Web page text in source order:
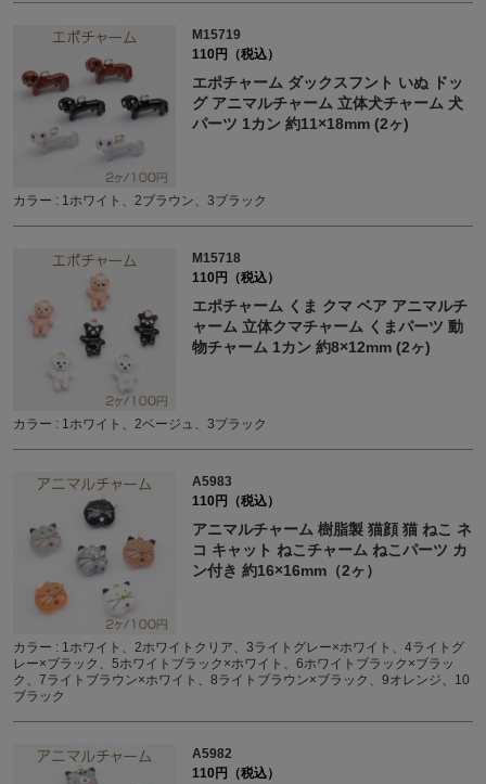
M15719
110円（税込）
エポチャーム ダックスフント いぬ ドッ
グ アニマルチャーム 立体犬チャーム 犬
パーツ 1カン 約11×18mm (2ヶ)
カラー : 1ホワイト、2ブラウン、3ブラック
M15718
110円（税込）
エポチャーム くま クマ ベア アニマルチ
ャーム 立体クマチャーム くまパーツ 動
物チャーム 1カン 約8×12mm (2ヶ)
カラー : 1ホワイト、2ベージュ、3ブラック
A5983
110円（税込）
アニマルチャーム 樹脂製 猫顔 猫 ねこ ネ
コ キャット ねこチャーム ねこパーツ カ
ン付き 約16×16mm（2ヶ）
カラー : 1ホワイト、2ホワイトクリア、3ライトグレー×ホワイト、4ライトグ
レー×ブラック、5ホワイトブラック×ホワイト、6ホワイトブラック×ブラッ
ク、7ライトブラウン×ホワイト、8ライトブラウン×ブラック、9オレンジ、10
ブラック
A5982
110円（税込）